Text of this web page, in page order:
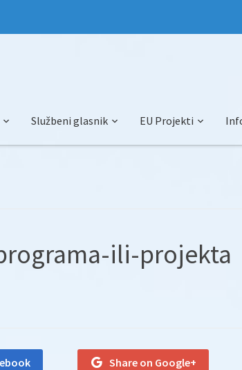
Službeni glasnik EU Projekti
ili-projekta
Share on Google+